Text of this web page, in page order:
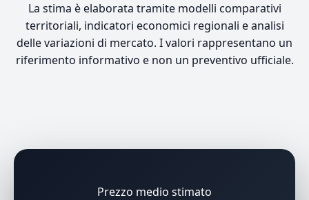
La stima è elaborata tramite modelli comparativi
territoriali, indicatori economici regionali e analisi
delle variazioni di mercato. I valori rappresentano un
riferimento informativo e non un preventivo ufficiale.
Prezzo medio stimato